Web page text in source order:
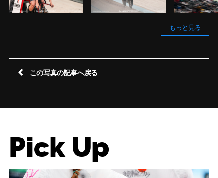
もっと見る
この写真の記事へ戻る
Pick Up